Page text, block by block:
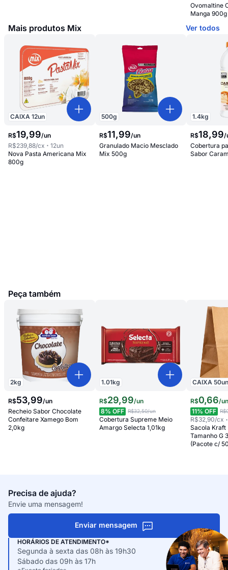
Ovomaltine
Manga 900g
Mais produtos Mix Ver todos
CAIXA 12un
R$19,99/un
R$239,88/cx 12un
Nova Pasta Americana Mix
800g
500g
R$11,99/un
Granulado Macio Mesclado
Mix 500g
1.4kg
R$18,99/
Cobertura
Sabor
Peça também
2kg
R$53,99/un
Recheio Sabor Chocolate
Confeitare Xamego Bom
2,0kg
1.01kg
R$29,99/un
8% OFF R$32,50/un
Cobertura Supreme Meio
Amargo Selecta 1,01kg
CAIXA50
R$0,66/
11% OFF
R$32,90/cx
Sacola Kraft
Tamanho G
(Pacote c/
Precisa de ajuda?
Envie uma mensagem!
Enviar mensagem
HORÁRIOS DE ATENDIMENTO*
Segunda à sexta das 08h às 19h30
Sábado das 09h às 17h